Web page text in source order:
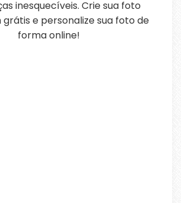
inesquecíveis. Crie sua foto
e personalize sua foto de
forma online!